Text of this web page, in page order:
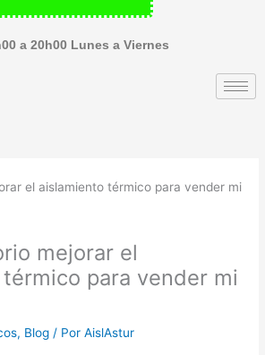
a 20h00 Lunes a Viernes
mejorar el
para vender mi
, Blog / PorAislAstur